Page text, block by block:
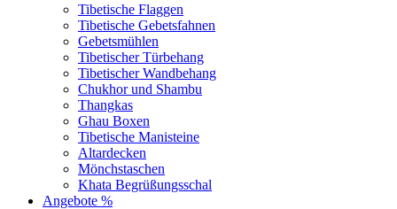
Tibetische Flaggen
Tibetische Gebetsfahnen
Gebetsmühlen
Tibetischer Türbehang
Tibetischer Wandbehang
Chukhor und Shambu
Thangkas
Ghau Boxen
Tibetische Manisteine
Altardecken
Mönchstaschen
Khata Begrüßungsschal
Angebote %